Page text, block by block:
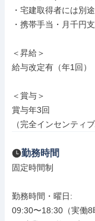
・宅建取得者には別
・携帯手当・月千円
＜昇給＞
給与改定有（年1回）
＜賞与＞
賞与年3回
（完全インセンティ
勤務時間
固定時間制
勤務時間・曜日:
09:30〜18:30（実働8